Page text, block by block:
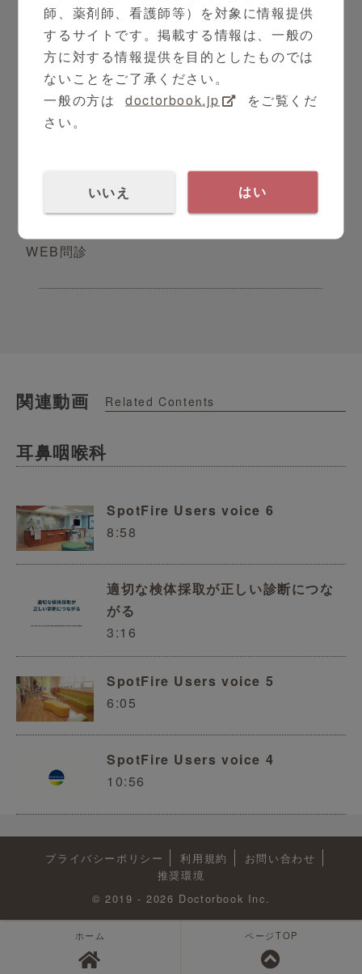
WEB問診
関連動画 Related Contents
耳鼻咽喉科
SpotFire Users voice 6
8:58
適切な検体採取が正しい診断につな
がる
3:16
SpotFire Users voice 5
6:05
SpotFire Users voice 4
10:56
プライバシーポリシー 利用規約
お問い合わせ
推奨環境
© 2019 - 2026 Doctorbook Inc.
ホーム ページTOP
師、薬剤師、看護師等）を対象に情報提供
するサイトです。掲載する情報は、一般の
方に対する情報提供を目的としたものでは
ないことをご了承ください。
一般の方は
doctorbook.jp
をご覧くだ
さい。
いいえ はい